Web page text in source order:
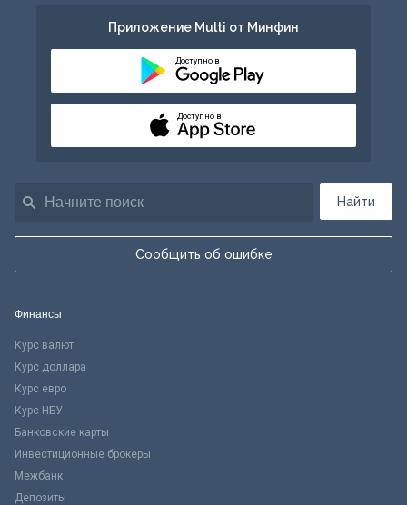
Найти
Сообщить об ошибке
Приложение Multi от Минфин
Доступно в
Доступно в
Финансы
Курс валют
Курс доллара
Курс евро
Курс НБУ
Банковские карты
Инвестиционные брокеры
Межбанк
Депозиты